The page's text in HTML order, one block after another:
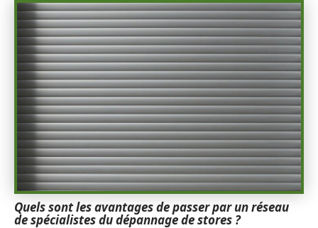
Quels sont les avantages de passer par un réseau
de spécialistes du dépannage de stores ?